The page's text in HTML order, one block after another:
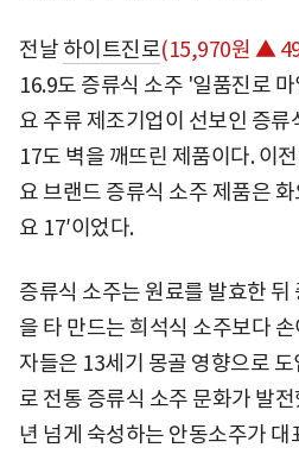
전날 하이트진로(15,970원 ▲
16.9도 증류식 소주 '일품진로
요 주류 제조기업이 선보인 증
17도 벽을 깨뜨린 제품이다. 이
요 브랜드 증류식 소주 제품은
요 17′이었다.
증류식 소주는 원료를 발효한
을 타 만드는 희석식 소주보다
자들은 13세기 몽골 영향으로
로 전통 증류식 소주 문화가 발
년 넘게 숙성하는 안동소주가